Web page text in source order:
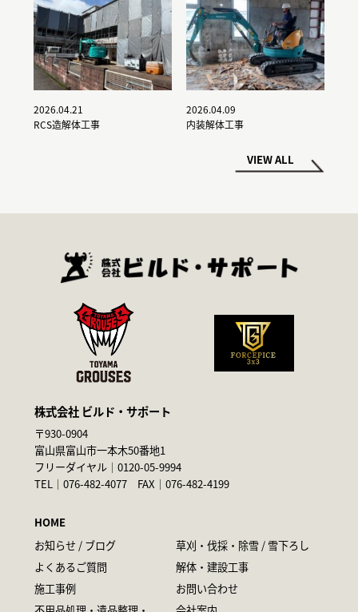
2026.04.21
RCS造解体工事
2026.04.09
内装解体工事
VIEW ALL
株式会社 ビルド・サポート
〒930-0904
富山県富山市一本木50番地1
フリーダイヤル｜0120-05-9994
TEL｜076-482-4077 FAX｜076-482-4199
HOME
お知らせ / ブログ
草刈・伐採・除雪 / 雪下ろし
よくあるご質問
解体・建設工事
施工事例
お問い合わせ